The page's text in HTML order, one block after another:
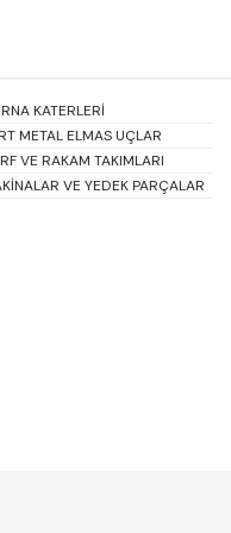
KATERLERİ
METAL ELMAS UÇLAR
VE RAKAM TAKIMLARI
VE YEDEK PARÇALAR